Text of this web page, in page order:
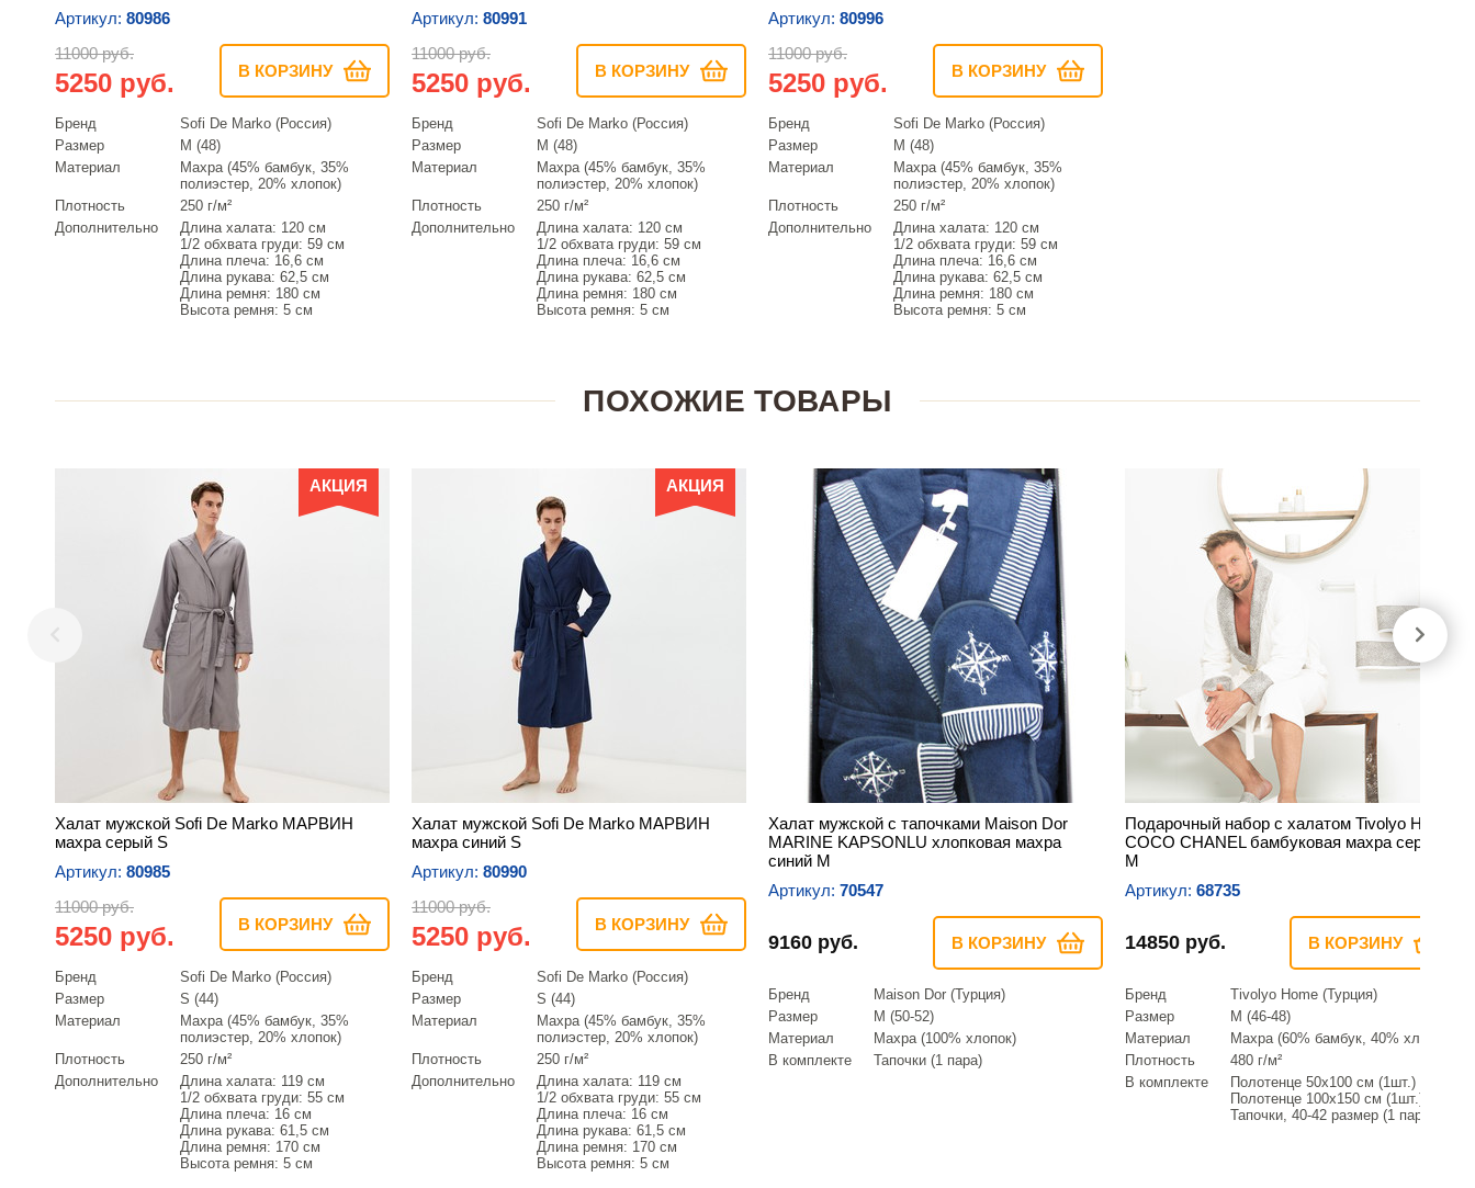
Артикул: 80986
11000 руб.
5250 руб. В КОРЗИНУ
Бренд
Sofi De Marko (Россия)
Размер
M (48)
Материал
Махра (45% бамбук, 35%
полиэстер, 20% хлопок)
Плотность
250 г/м²
Дополнительно
Длина халата: 120 см
1/2 обхвата груди: 59 см
Длина плеча: 16,6 см
Длина рукава: 62,5 см
Длина ремня: 180 см
Высота ремня: 5 см
Артикул: 80991
11000 руб.
5250 руб. В КОРЗИНУ
Бренд
Sofi De Marko (Россия)
Размер
M (48)
Материал
Махра (45% бамбук, 35%
полиэстер, 20% хлопок)
Плотность
250 г/м²
Дополнительно
Длина халата: 120 см
1/2 обхвата груди: 59 см
Длина плеча: 16,6 см
Длина рукава: 62,5 см
Длина ремня: 180 см
Высота ремня: 5 см
Артикул: 80996
11000 руб.
5250 руб. В КОРЗИНУ
Бренд
Sofi De Marko (Россия)
Размер
M (48)
Материал
Махра (45% бамбук, 35%
полиэстер, 20% хлопок)
Плотность
250 г/м²
Дополнительно
Длина халата: 120 см
1/2 обхвата груди: 59 см
Длина плеча: 16,6 см
Длина рукава: 62,5 см
Длина ремня: 180 см
Высота ремня: 5 см
ПОХОЖИЕ ТОВАРЫ
АКЦИЯ
Халат мужской Sofi De Marko МАРВИН
махра серый S
Артикул: 80985
11000 руб.
5250 руб. В КОРЗИНУ
Бренд
Sofi De Marko (Россия)
Размер
S (44)
Материал
Махра (45% бамбук, 35%
полиэстер, 20% хлопок)
Плотность
250 г/м²
Дополнительно
Длина халата: 119 см
1/2 обхвата груди: 55 см
Длина плеча: 16 см
Длина рукава: 61,5 см
Длина ремня: 170 см
Высота ремня: 5 см
АКЦИЯ
Халат мужской Sofi De Marko МАРВИН
махра синий S
Артикул: 80990
11000 руб.
5250 руб. В КОРЗИНУ
Бренд
Sofi De Marko (Россия)
Размер
S (44)
Материал
Махра (45% бамбук, 35%
полиэстер, 20% хлопок)
Плотность
250 г/м²
Дополнительно
Длина халата: 119 см
1/2 обхвата груди: 55 см
Длина плеча: 16 см
Длина рукава: 61,5 см
Длина ремня: 170 см
Высота ремня: 5 см
Халат мужской с тапочками Maison Dor
MARINE KAPSONLU хлопковая махра
синий M
Артикул: 70547
9160 руб. В КОРЗИНУ
Бренд
Maison Dor (Турция)
Размер
M (50-52)
Материал
Махра (100% хлопок)
В комплекте
Тапочки (1 пара)
Подарочный набор с халатом Tivolyo Home
COCO CHANEL бамбуковая махра серый
M
Артикул: 68735
14850 руб. В КОРЗИНУ
Бренд
Tivolyo Home (Турция)
Размер
M (46-48)
Материал
Махра (60% бамбук, 40% хлопок)
Плотность
480 г/м²
В комплекте
Полотенце 50х100 см (1шт.)
Полотенце 100х150 см (1шт.)
Тапочки, 40-42 размер (1 пара)